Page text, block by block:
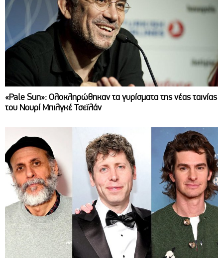
«Pale Sun»: Ολοκληρώθηκαν τα γυρίσματα της νέας ταινίας
του Νουρί Μπιλγκέ Τσεϊλάν